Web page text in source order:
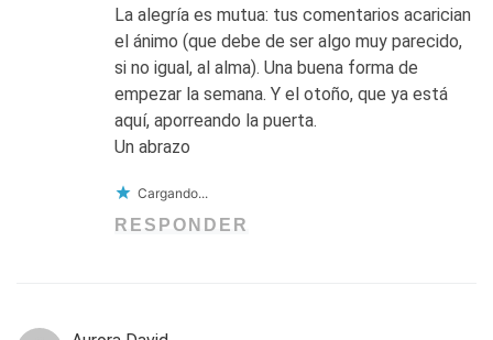
La alegría es mutua: tus comentarios acarician
el ánimo (que debe de ser algo muy parecido,
si no igual, al alma). Una buena forma de
empezar la semana. Y el otoño, que ya está
aquí, aporreando la puerta.
Un abrazo
Cargando...
RESPONDER